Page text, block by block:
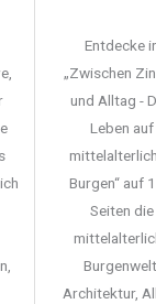
Entdecke
„Zwischen
und Alltag -
Leben auf
Burgen“ auf
Seiten die
Architektur,